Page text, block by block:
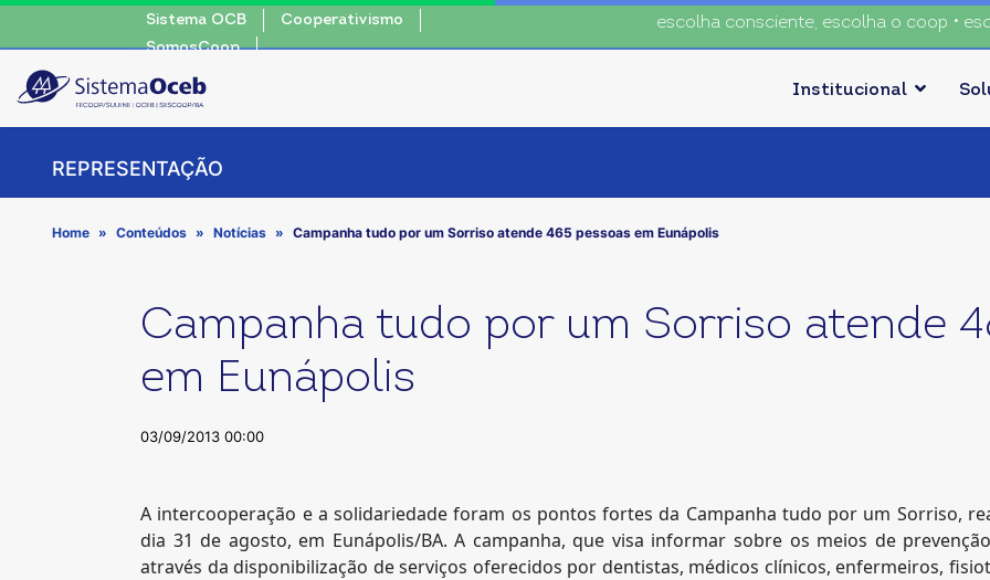
Sistema OCB
Cooperativismo
SomosCoop
escolha consciente, escolha o coop •
Institucional
REPRESENTAÇÃO
Home Conteúdos Notícias Campanha tudo por um Sorriso atende 465 pessoas em Eunápolis
Campanha tudo por um Sorriso atende
em Eunápolis
03/09/2013 00:00
A intercooperação e a solidariedade foram os pontos fortes da Campanha tudo por um Sorriso,
dia 31 de agosto, em Eunápolis/BA. A campanha, que visa informar sobre os meios de
através da disponibilização de serviços oferecidos por dentistas, médicos clínicos, enfermeiros,